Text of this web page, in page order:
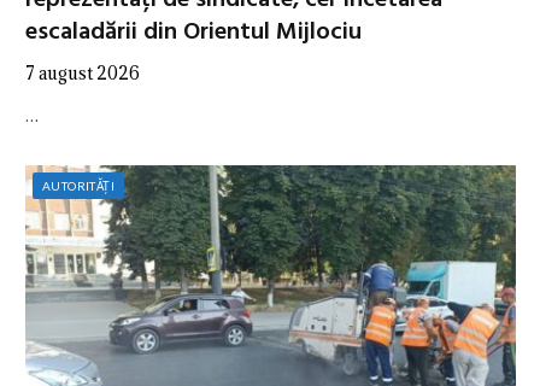
escaladării din Orientul Mijlociu
7 august 2026
…
AUTORITĂȚI